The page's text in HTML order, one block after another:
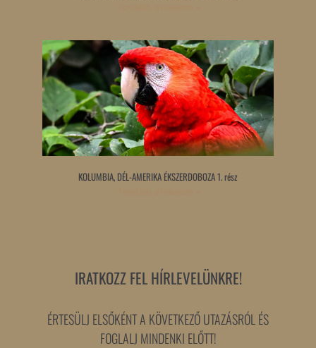
KOLUMBIA, DÉL-AMERIKA ÉKSZERDOBOZA 1. rész
IRATKOZZ FEL HÍRLEVELÜNKRE!
ÉRTESÜLJ ELSŐKÉNT A KÖVETKEZŐ UTAZÁSRÓL ÉS
FOGLALJ MINDENKI ELŐTT!